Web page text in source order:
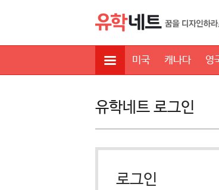
미국 캐나다 영
유학네트 로그인
로그인